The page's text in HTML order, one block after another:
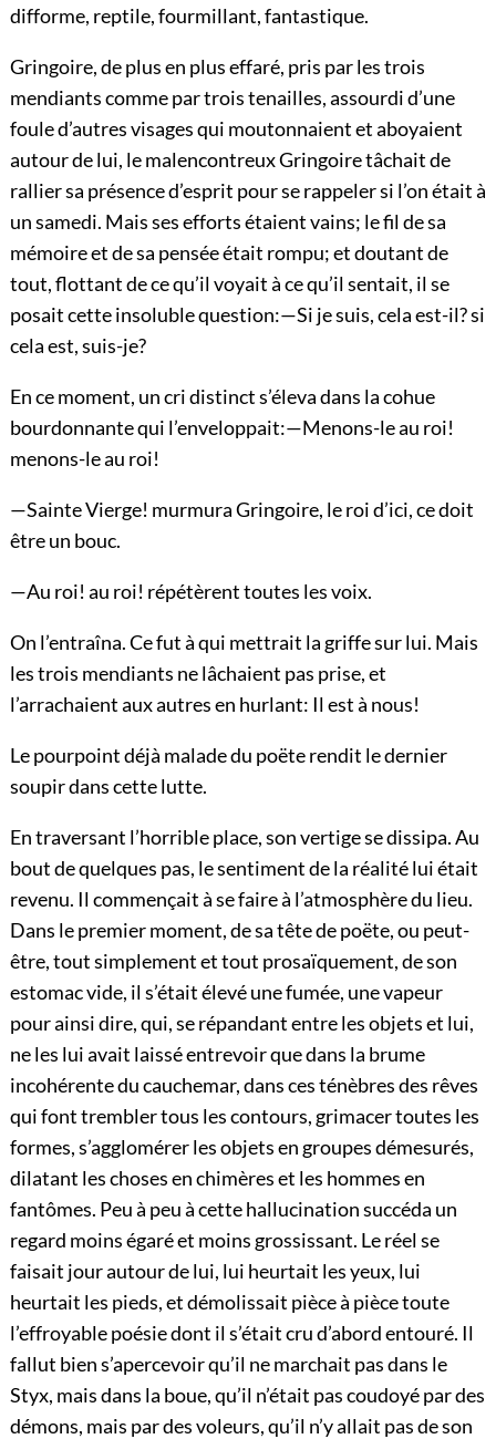
difforme, reptile, fourmillant, fantastique.
Gringoire, de plus en plus effaré, pris par les trois
mendiants comme par trois tenailles, assourdi d’une
foule d’autres visages qui moutonnaient et aboyaient
autour de lui, le malencontreux Gringoire tâchait de
rallier sa présence d’esprit pour se rappeler si l’on était à
un samedi. Mais ses efforts étaient vains; le fil de sa
mémoire et de sa pensée était rompu; et doutant de
tout, flottant de ce qu’il voyait à ce qu’il sentait, il se
posait cette insoluble question:—Si je suis, cela est-il? si
cela est, suis-je?
En ce moment, un cri distinct s’éleva dans la cohue
bourdonnante qui l’enveloppait:—Menons-le au roi!
menons-le au roi!
—Sainte Vierge! murmura Gringoire, le roi d’ici, ce doit
être un bouc.
—Au roi! au roi! répétèrent toutes les voix.
On l’entraîna. Ce fut à qui mettrait la griffe sur lui. Mais
les trois mendiants ne lâchaient pas prise, et
l’arrachaient aux autres en hurlant: Il est à nous!
Le pourpoint déjà malade du poëte rendit le dernier
soupir dans cette lutte.
En traversant l’horrible place, son vertige se dissipa. Au
bout de quelques pas, le sentiment de la réalité lui était
revenu. Il commençait à se faire à l’atmosphère du lieu.
Dans le premier moment, de sa tête de poëte, ou peut-
être, tout simplement et tout prosaïquement, de son
estomac vide, il s’était élevé une fumée, une vapeur
pour ainsi dire, qui, se répandant entre les objets et lui,
ne les lui avait laissé entrevoir que dans la brume
incohérente du cauchemar, dans ces ténèbres des rêves
qui font trembler tous les contours, grimacer toutes les
formes, s’agglomérer les objets en groupes démesurés,
dilatant les choses en chimères et les hommes en
fantômes. Peu à peu à cette hallucination succéda un
regard moins égaré et moins grossissant. Le réel se
faisait jour autour de lui, lui heurtait les yeux, lui
heurtait les pieds, et démolissait pièce à pièce toute
l’effroyable poésie dont il s’était cru d’abord entouré. Il
fallut bien s’apercevoir qu’il ne marchait pas dans le
Styx, mais dans la boue, qu’il n’était pas coudoyé par des
démons, mais par des voleurs, qu’il n’y allait pas de son